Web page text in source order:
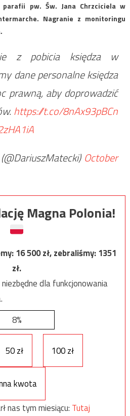
parafii pw. Św. Jana Chrzciciela w
Nagranie z monitoringu
z pobicia księdza w
dane personalne księdza
prawną, aby doprowadzić
https://t.co/8nAx93pBCn
October
Magna Polonia!
16 500zł, zebraliśmy:1351
zł.
dla funkcjonowania
8%
50 zł 100 zł
kwota
nas tym miesiącu: Tutaj